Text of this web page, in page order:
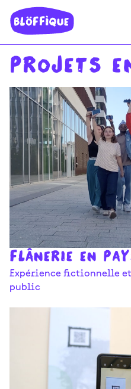
Projets
Flânerie en
Expérience fictionnelle
public